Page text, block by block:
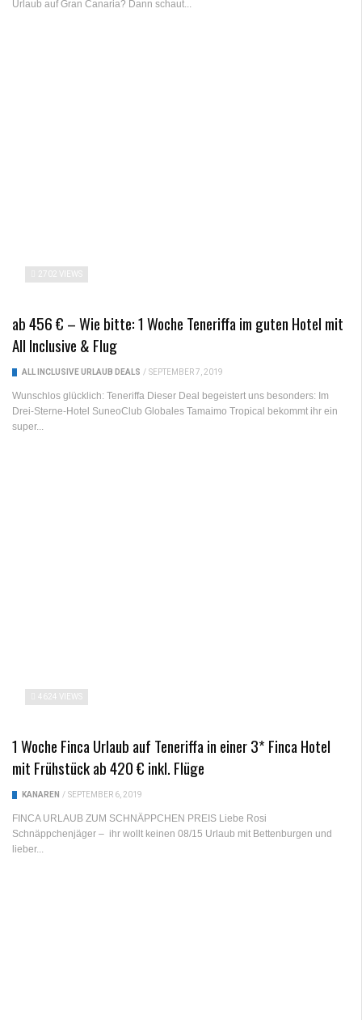
Urlaub auf Gran Canaria? Dann schaut...
2702 VIEWS
ab 456 € – Wie bitte: 1 Woche Teneriffa im guten Hotel mit
All Inclusive & Flug
ALL INCLUSIVE URLAUB DEALS / SEPTEMBER 7, 2019
Wunschlos glücklich: Teneriffa Dieser Deal begeistert uns besonders: Im
Drei-Sterne-Hotel SuneoClub Globales Tamaimo Tropical bekommt ihr ein
super...
4624 VIEWS
1 Woche Finca Urlaub auf Teneriffa in einer 3* Finca Hotel
mit Frühstück ab 420 € inkl. Flüge
KANAREN / SEPTEMBER 6, 2019
FINCA URLAUB ZUM SCHNÄPPCHEN PREIS Liebe Rosi
Schnäppchenjäger – ihr wollt keinen 08/15 Urlaub mit Bettenburgen und
lieber...